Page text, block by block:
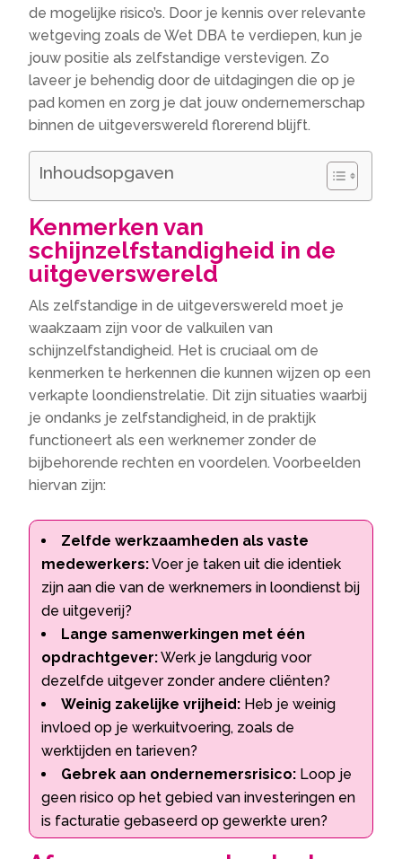
de mogelijke risico’s. Door je kennis over relevante
wetgeving zoals de Wet DBA te verdiepen, kun je
jouw positie als zelfstandige verstevigen. Zo
laveer je behendig door de uitdagingen die op je
pad komen en zorg je dat jouw ondernemerschap
binnen de uitgeverswereld florerend blijft.
Inhoudsopgaven
Kenmerken van
schijnzelfstandigheid in de
uitgeverswereld
Als zelfstandige in de uitgeverswereld moet je
waakzaam zijn voor de valkuilen van
schijnzelfstandigheid. Het is cruciaal om de
kenmerken te herkennen die kunnen wijzen op een
verkapte loondienstrelatie. Dit zijn situaties waarbij
je ondanks je zelfstandigheid, in de praktijk
functioneert als een werknemer zonder de
bijbehorende rechten en voordelen. Voorbeelden
hiervan zijn:
Zelfde werkzaamheden als vaste
medewerkers:Voer je taken uit die identiek
zijn aan die van de werknemers in loondienst bij
de uitgeverij?
Lange samenwerkingen met één
opdrachtgever:Werk je langdurig voor
dezelfde uitgever zonder andere cliënten?
Weinig zakelijke vrijheid: Heb je weinig
invloed op je werkuitvoering, zoals de
werktijden en tarieven?
Gebrek aan ondernemersrisico: Loop je
geen risico op het gebied van investeringen en
is facturatie gebaseerd op gewerkte uren?